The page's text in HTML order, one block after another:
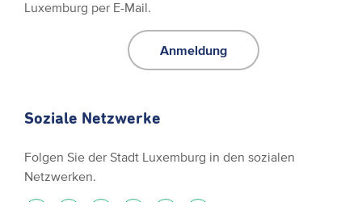
Luxemburg per E-Mail.
Anmeldung
Soziale Netzwerke
Folgen Sie der Stadt Luxemburg in den sozialen
Netzwerken.